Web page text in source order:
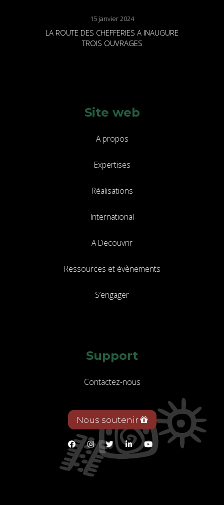
15 janvier 2024
LA ROUTE DES CHEFFERIES A INAUGURE
TROIS OUVRAGES
Site web
A propos
Expertises
Réalisations
International
A Decouvrir
Ressources et évènements
S’engager
Support
Contactez-nous
Nous soutenir